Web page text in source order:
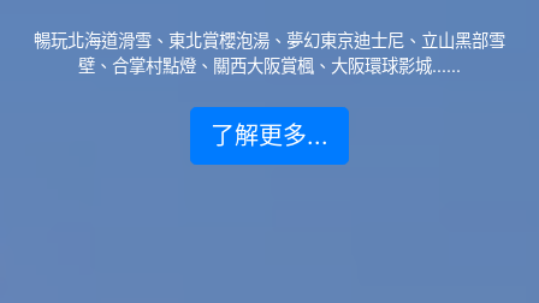
暢玩北海道滑雪、東北賞櫻泡湯、夢幻東京迪士尼、立山黑部雪
壁、合掌村點燈、關西大阪賞楓、大阪環球影城......
了解更多...